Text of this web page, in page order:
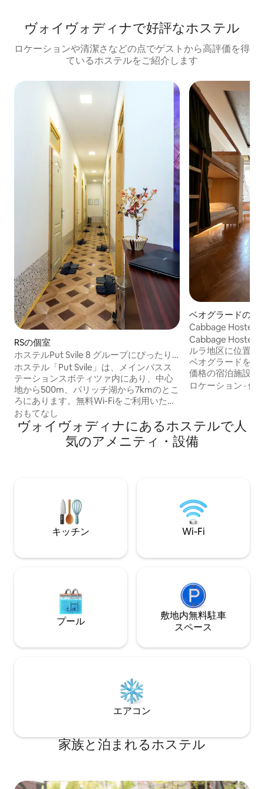
ヴォイヴォディナで好評なホステル
ロケーションや清潔さなどの点でゲストから高評価を得
ているホステルをご紹介します
RSの個室
ホステルPut Svile 8 グループにぴったり
の客室（2人用）
ホステル「Put Svile」は、メインバスス
テーションスボティツァ内にあり、中心
地から500m、パリッチ湖から7kmのとこ
ろにあります。無料Wi-Fiをご利用いただ
けます。 ゲスト用にタオル、滅菌ホステ
ルスリッパ、寝具をご用意しています。
各部屋は施錠されており、タンブラーラ
ック、読書灯、多機能充電アダプターが
おもてなし
ベオグラードのシ
Cabbage Hostel
リーの2段ベッド
Cabbage Hostel
ルラ地区に位置
ベオグラードを訪
価格の宿泊施設を
トは無料Wi-Fi、
共用ラウンジエ
ラックスしたり、
たり、仕事をした
す。私たちのチ
ロケーション ·価
ヴォイヴォディナにあるホステルで人
気のアメニティ・設備
キッチン Wi-Fi
プール
敷地内無料駐⁠車
ス⁠ペ⁠ー⁠ス
エアコン
家族と泊まれるホステル